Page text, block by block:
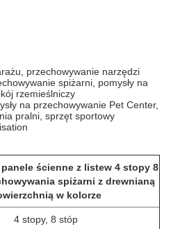
przechowywanie narzędzi
spiżarni, pomysły na
rzemieślniczy
na przechowywanie Pet Center,
pralni, sprzęt sportowy
ścienne z listew 4 stopy 8
spiżarni z drewnianą
w kolorze
4 stopy, 8 stóp